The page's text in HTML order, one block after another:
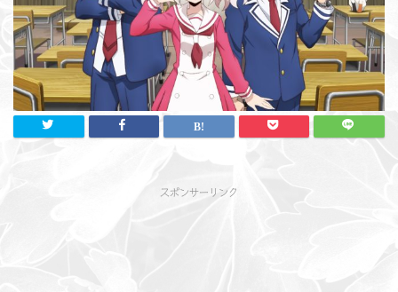
スポンサーリンク